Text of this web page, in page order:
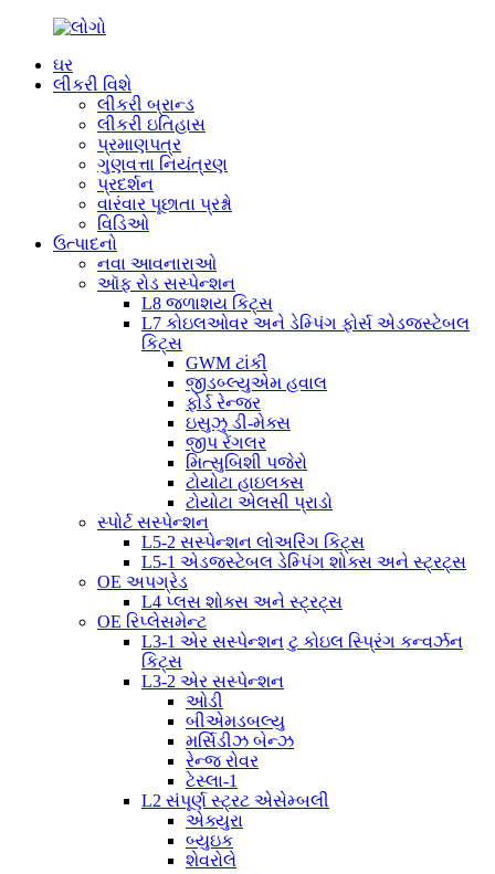
ઘર
લીકરી વિશે
લીકરી બ્રાન્ડ
લીકરી ઇતિહાસ
પ્રમાણપત્ર
ગુણવત્તા નિયંત્રણ
પ્રદર્શન
વારંવાર પૂછાતા પ્રશ્નો
વિડિઓ
ઉત્પાદનો
નવા આવનારાઓ
ઑફ રોડ સસ્પેન્શન
L8 જળાશય કિટ્સ
L7 કોઇલઓવર અને ડેમ્પિંગ ફોર્સ એડજસ્ટેબલ
કિટ્સ
GWM ટાંકી
જીડબ્લ્યુએમ હવાલ
ફોર્ડ રેન્જર
ઇસુઝુ ડી-મેક્સ
જીપ રેંગલર
મિત્સુબિશી પજેરો
ટોયોટા હાઇલક્સ
ટોયોટા એલસી પ્રાડો
સ્પોર્ટ સસ્પેન્શન
L5-2 સસ્પેન્શન લોઅરિંગ કિટ્સ
L5-1 એડજસ્ટેબલ ડેમ્પિંગ શોક્સ અને સ્ટ્રટ્સ
OE અપગ્રેડ
L4 પ્લસ શોક્સ અને સ્ટ્રટ્સ
OE રિપ્લેસમેન્ટ
L3-1 એર સસ્પેન્શન ટુ કોઇલ સ્પ્રિંગ કન્વર્ઝન
કિટ્સ
L3-2 એર સસ્પેન્શન
ઓડી
બીએમડબલ્યુ
મર્સિડીઝ બેન્ઝ
રેન્જ રોવર
ટેસ્લા-1
L2 સંપૂર્ણ સ્ટ્રટ એસેમ્બલી
એક્યુરા
બ્યુઇક
શેવરોલે